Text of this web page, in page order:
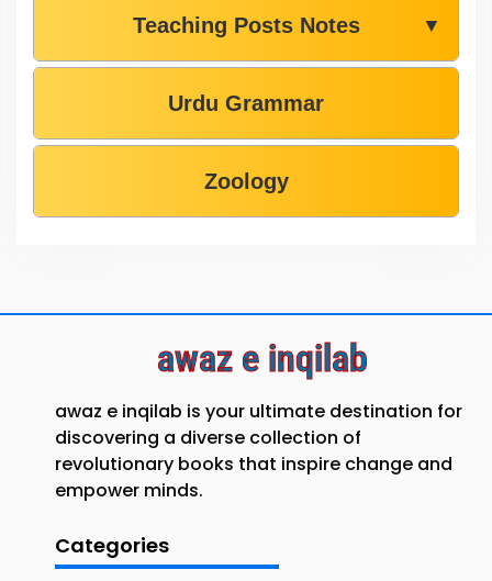
Teaching Posts Notes ▼
Urdu Grammar
Zoology
awaz e inqilab
awaz e inqilab is your ultimate destination for
discovering a diverse collection of
revolutionary books that inspire change and
empower minds.
Categories